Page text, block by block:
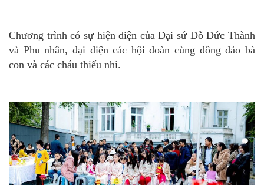
Chương trình có sự hiện diện của Đại sứ Đỗ Đức Thành
và Phu nhân, đại diện các hội đoàn cùng đông đảo bà
con và các cháu thiếu nhi.